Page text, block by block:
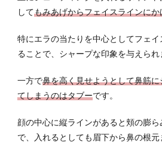
してもみあげからフェイスラインにか
特にエラの当たりを中心としてフェ
ることで、シャープな印象を与えられ
一方で鼻を高く見せようとして鼻筋
てしまうのはタブーです。
顔の中心に縦ラインがあると頬の膨
で、入れるとしても眉下から鼻の根元